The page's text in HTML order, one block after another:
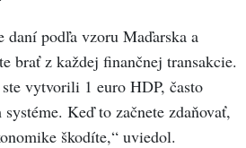
daní podľa vzoru Maďarska a
brať z každej finančnej transakcie.
vytvorili 1 euro HDP, často
Keď to začnete zdaňovať,
škodíte,“ uviedol.